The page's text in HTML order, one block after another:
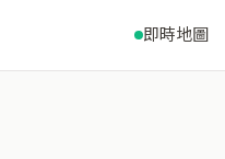
即時地圖